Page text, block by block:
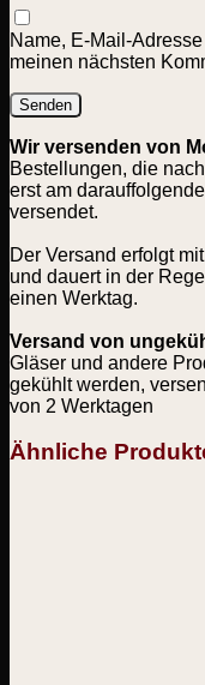
Name, E-Mail-
meinen nächsten
Wir versenden von
Bestellungen, die
erst am
versendet.
Der Versand erfolgt
und dauert in der
einen Werktag.
Versand von
Gläser und andere
gekühlt werden,
von 2 Werktagen
Ähnliche